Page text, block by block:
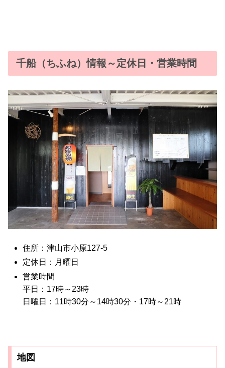
千船（ちふね）情報～定休日・営業時間
住所：津山市小原127-5
定休日：月曜日
営業時間
平日：17時～23時
日曜日：11時30分～14時30分・17時～21時
地図